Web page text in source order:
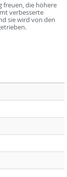
freuen, die höhere
verbesserte
sie wird von den